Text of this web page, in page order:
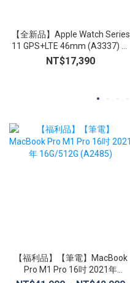
【全新品】Apple Watch Series
11 GPS+LTE 46mm (A3337) 智
慧手錶 心臟健康通知 生命徵象
睡眠追蹤
NT$17,390
【福利品】【筆電】MacBook
Pro M1 Pro 16吋 2021年
16G/512G (A2485)